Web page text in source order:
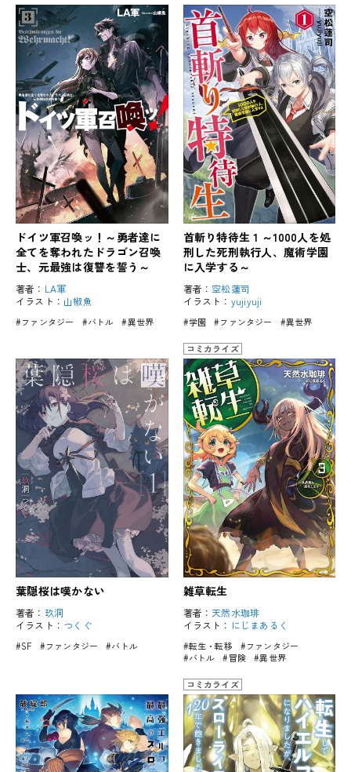
ドイツ軍召喚ッ！～勇者達に
全てを奪われたドラゴン召喚
士、元最強は復讐を誓う～
著者： LA軍
イラスト： 山椒魚
#ファンタジー #バトル #異世界
首斬り特待生 1 ～1000人を処
刑した死刑執行人、魔術学園
に入学する～
著者： 空松蓮司
イラスト： yujiyuji
#学園 #ファンタジー #異世界
葉隠桜は嘆かない
著者： 玖洞
イラスト： つくぐ
#SF #ファンタジー #バトル
コミカライズ
雑草転生
著者： 天然水珈琲
イラスト： にじまあるく
#転生・転移
#ファンタジー
#バトル
#冒険 #異世界
コミカライズ